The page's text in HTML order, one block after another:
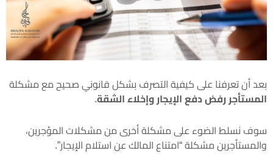
بعد أن تعرفنا على كيفية التصرف بشكل قانوني صحيح مع مشكلة
المستأجر رفض دفع الإيجار وإخلاء الشقة.
سوف نسلط الضوء على مشكلة أخرى من مشكلات المؤجرين،
والمستأجرين مشكلة “امتناع المالك عن استلام الإيجار”.